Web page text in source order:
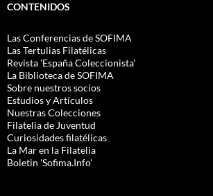
CONTENIDOS
Las Conferencias de SOFIMA
Las Tertulias Filatélicas
Revista 'España Coleccionista'
La Biblioteca de SOFIMA
Sobre nuestros socios
Estudios y Artículos
Nuestras Colecciones
Filatelia de Juventud
Curiosidades filatélicas
La Mar en la Filatelia
Boletin 'Sofima.Info'